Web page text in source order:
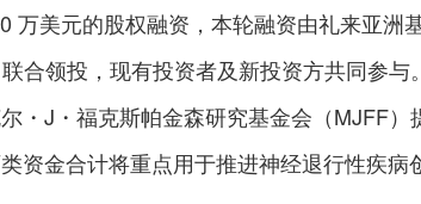
万美元的股权融资，本轮融资由礼来亚洲
合领投，现有投资者及新投资方共同参
・J・福克斯帕金森研究基金会（MJFF
资金合计将重点用于推进神经退行性疾病